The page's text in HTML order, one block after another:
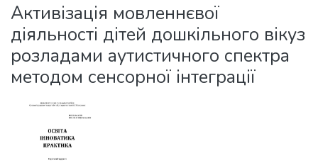
Statistics
Активізація мовленнєвої
діяльності дітей дошкільного вікуз
розладами аутистичного спектра
методом сенсорної інтеграції